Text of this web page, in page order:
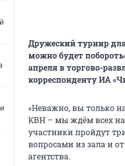
Дружеский турнир
можно будет
апреля в торгово-
корреспонденту ИА
«Неважно, вы только
КВН – мы ждём всех
участники пройдут
вопросами из зала и
агентства.